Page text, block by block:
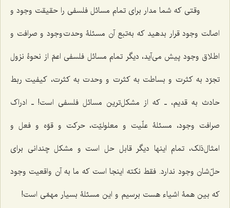
وقتی که شما مدار برای تمام مسائل فلسفی را حقیقت وجود و
اصالت وجود قرار بدهید که به‌تبع آن مسئلۀ وحدت وجود و صرافت و
اطلاق وجود پیش می‌آید، دیگر تمام مسائل فلسفی اعمّ از نحوۀ نزول
تجرّد به کثرت و بساطت به کثرت و وحدت به کثرت، کیفیت ربط
حادث به قدیم، ـ که از مشکل‌ترین مسائل فلسفی است! ـ ادراک
صرافت وجود، مسئلۀ علّیت و معلولیّت، حرکت و قوّه و فعل و
امثال‌ذلک، تمام اینها دیگر قابل حل است و مشکل چندانی برای
حلّ‌شان وجود ندارد. فقط نکته اینجا است که ما به آن واقعیت وجود
که بین همۀ اشیاء هست برسیم و این مسئلۀ بسیار مهمّی است!